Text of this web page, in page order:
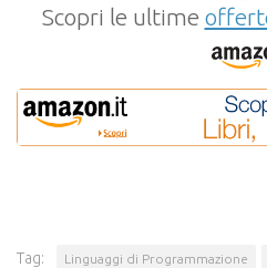
Scopri le ultime
Tag: Linguaggi di Programmazione